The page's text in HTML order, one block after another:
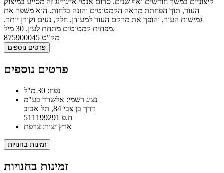
קיצוניים במשך חודשים ואף שנים. סרום אנטי אייג'יינג זה מסייע במיצוק
העור, תוך הפחתת מראה הקמטוטים והזנה בלחות. הוא משפר את
גמישות העור, והופך את מרקם העור למעודן, חלק, נעים וקורן יותר.
מפחית קמטוטים מתחת לעין. 30 מיל.
מק"ט 875900045
פרטים נוספים
פרטים נוספים
נפח: 30 מ"ל
נציג רשמי: אלשרד בע"מ
דרך בן צבי 84, תל אביב
ח.פ 511199291
ארץ יצור: צרפת
זמינות בחנויות
זמינות בחנויות